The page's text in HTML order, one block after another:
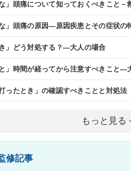
」頭痛について知っておくべきこと－
な」頭痛の原因―原因疾患とその症状の
」どう対処する？―大人の場合
と」時間が経ってから注意すべきこと―
ったとき」の確認すべきことと対処法
もっと見る
修記事